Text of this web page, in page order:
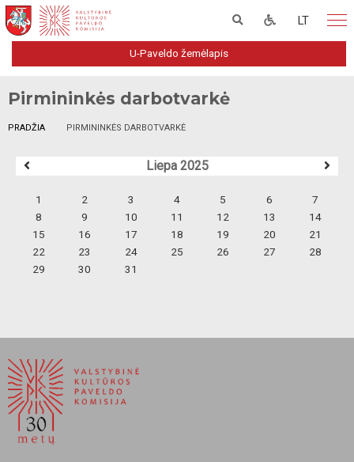
LT
U-Paveldo žemėlapis
Pirmininkės darbotvarkė
PRADŽIA PIRMININKĖS DARBOTVARKĖ
Liepa 2025
1 2 3 4 5 6
7
8
9 10 11 12 13
14
15
16 17 18 19 20
21
22
23 24 25 26 27
28
29
30 31